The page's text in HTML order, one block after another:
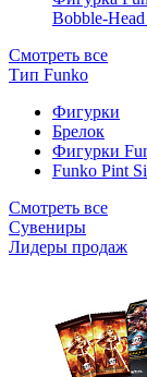
Bobble-
Смотреть все
Тип Funko
Фигурки
Брелок
Фигурки
Funko Pint
Смотреть все
Сувениры
Лидеры продаж